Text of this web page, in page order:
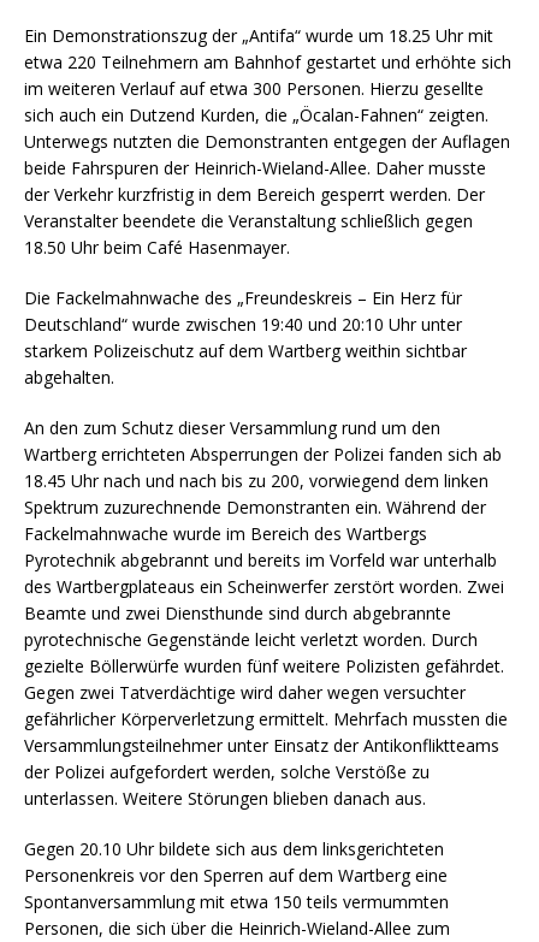
Ein Demonstrationszug der „Antifa“ wurde um 18.25 Uhr mit
etwa 220 Teilnehmern am Bahnhof gestartet und erhöhte sich
im weiteren Verlauf auf etwa 300 Personen. Hierzu gesellte
sich auch ein Dutzend Kurden, die „Öcalan-Fahnen“ zeigten.
Unterwegs nutzten die Demonstranten entgegen der Auflagen
beide Fahrspuren der Heinrich-Wieland-Allee. Daher musste
der Verkehr kurzfristig in dem Bereich gesperrt werden. Der
Veranstalter beendete die Veranstaltung schließlich gegen
18.50 Uhr beim Café Hasenmayer.
Die Fackelmahnwache des „Freundeskreis – Ein Herz für
Deutschland“ wurde zwischen 19:40 und 20:10 Uhr unter
starkem Polizeischutz auf dem Wartberg weithin sichtbar
abgehalten.
An den zum Schutz dieser Versammlung rund um den
Wartberg errichteten Absperrungen der Polizei fanden sich ab
18.45 Uhr nach und nach bis zu 200, vorwiegend dem linken
Spektrum zuzurechnende Demonstranten ein. Während der
Fackelmahnwache wurde im Bereich des Wartbergs
Pyrotechnik abgebrannt und bereits im Vorfeld war unterhalb
des Wartbergplateaus ein Scheinwerfer zerstört worden. Zwei
Beamte und zwei Diensthunde sind durch abgebrannte
pyrotechnische Gegenstände leicht verletzt worden. Durch
gezielte Böllerwürfe wurden fünf weitere Polizisten gefährdet.
Gegen zwei Tatverdächtige wird daher wegen versuchter
gefährlicher Körperverletzung ermittelt. Mehrfach mussten die
Versammlungsteilnehmer unter Einsatz der Antikonfliktteams
der Polizei aufgefordert werden, solche Verstöße zu
unterlassen. Weitere Störungen blieben danach aus.
Gegen 20.10 Uhr bildete sich aus dem linksgerichteten
Personenkreis vor den Sperren auf dem Wartberg eine
Spontanversammlung mit etwa 150 teils vermummten
Personen, die sich über die Heinrich-Wieland-Allee zum